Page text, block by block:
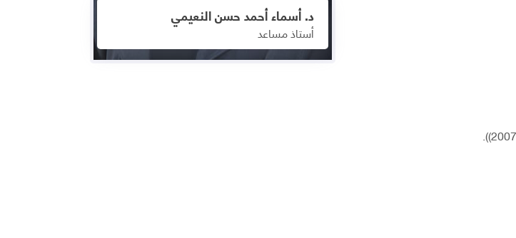
د. أسماء أحمد حسن النعيمي
أستاذ مساعد